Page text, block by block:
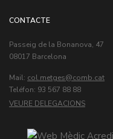
CONTACTE
Passeig de la Bonanova, 47
08017 Barcelona
Mail: col.metges
Teléfon: 93 567 88 88
VEURE DELEGACIONS